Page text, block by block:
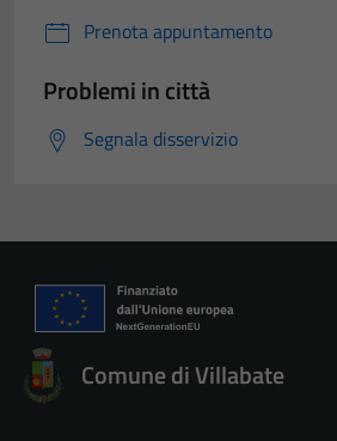
Prenota appuntamento
Problemi in città
Segnala disservizio
Comune di Villabate